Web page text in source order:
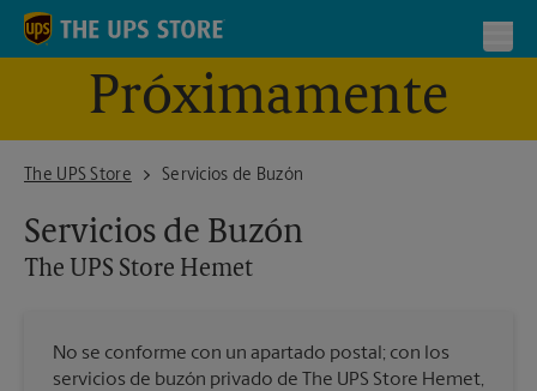
Skip to content
Return to Nav
Próximamente
The UPS Store
The UPS Store HemetServicios de Buzón
Servicios de Buzón
The UPS Store Hemet
No se conforme con un apartado postal; con los
servicios de buzón privado de The UPS Store Hemet,